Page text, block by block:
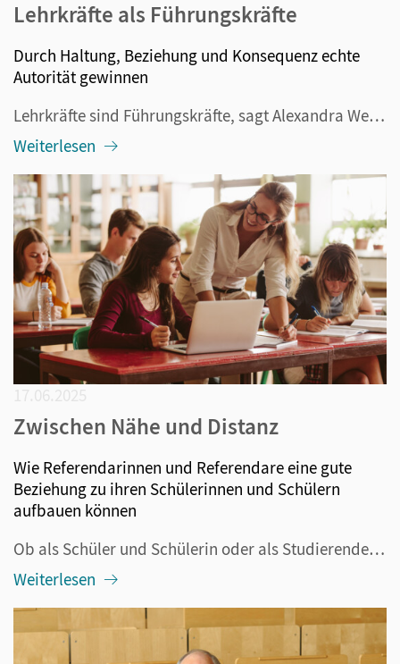
Lehrkräfte als Führungskräfte
Durch Haltung, Beziehung und Konsequenz echte
Autorität gewinnen
Lehrkräfte sind Führungskräfte, sagt Alexandra Wendler. Und sie sollten sich dieser Rolle bewusst sein. Damit meint sie nicht bloß die Schulleitungen, sondern jede Lehrkraft. Aber was genau bedeutet Führungskraft im pädagogischen Kontext? Heißt das etwa eine Rückkehr zu autoritären Strukturen? Oder ...
Weiterlesen
Zwischen Nähe und Distanz
Wie Referendarinnen und Referendare eine gute
Beziehung zu ihren Schülerinnen und Schülern
aufbauen können
Ob als Schüler und Schülerin oder als Studierende: Bisher waren Sie hauptsächlich mit Gleichaltrigen zusammen, mit Ausnahme Ihrer Familie, Ihrer Lehrkräfte und Dozenten. Jetzt stehen Sie allein einer Gruppe von Schülerinnen und Schülern gegenüber, die deutlich – oder zumindest um einige Jahre – jüng...
Weiterlesen